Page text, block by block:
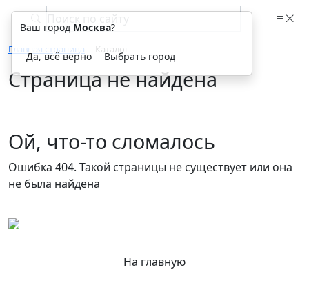
Главная страница Каталог
Страница не найдена
Ой, что-то сломалось
Ошибка 404. Такой страницы не существует или она
не была найдена
На главную
Ваш город Москва?
Да, всё верно Выбрать город